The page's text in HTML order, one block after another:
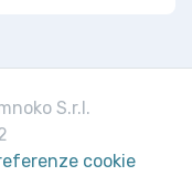
S.r.l.
cookie